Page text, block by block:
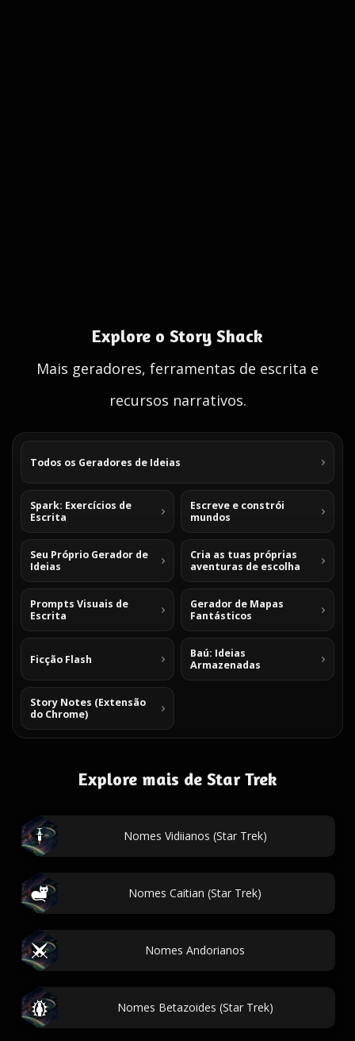
Explore o Story Shack
Mais geradores, ferramentas de escrita e
recursos narrativos.
Todos os Geradores de Ideias
Spark: Exercícios de
Escrita
Escreve e constrói
mundos
Seu Próprio Gerador de
Ideias
Cria as tuas próprias
aventuras de escolha
Prompts Visuais de
Escrita
Gerador de Mapas
Fantásticos
Ficção Flash
Baú: Ideias
Armazenadas
Story Notes (Extensão
do Chrome)
Explore mais de Star Trek
Nomes Vidiianos (Star Trek)
Nomes Caitian (Star Trek)
Nomes Andorianos
Nomes Betazoides (Star Trek)